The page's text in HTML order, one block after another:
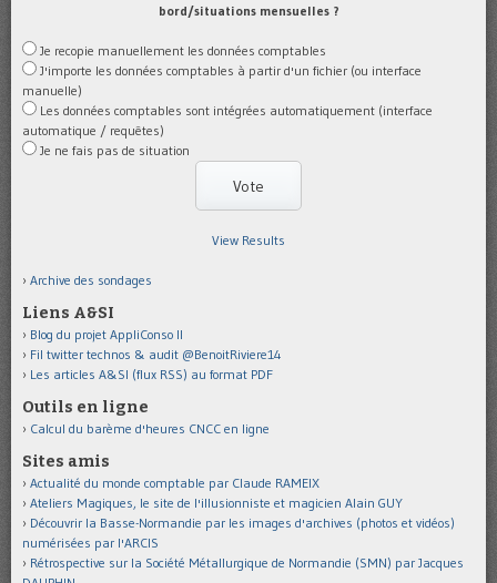
bord/situations mensuelles ?
Je recopie manuellement les données comptables
J'importe les données comptables à partir d'un fichier (ou interface
manuelle)
Les données comptables sont intégrées automatiquement (interface
automatique / requêtes)
Je ne fais pas de situation
View Results
Archive des sondages
Liens A&SI
Blog du projet AppliConso II
Fil twitter technos & audit @BenoitRiviere14
Les articles A&SI (flux RSS) au format PDF
Outils en ligne
Calcul du barème d'heures CNCC en ligne
Sites amis
Actualité du monde comptable par Claude RAMEIX
Ateliers Magiques, le site de l'illusionniste et magicien Alain GUY
Découvrir la Basse-Normandie par les images d'archives (photos et vidéos)
numérisées par l'ARCIS
Rétrospective sur la Société Métallurgique de Normandie (SMN) par Jacques